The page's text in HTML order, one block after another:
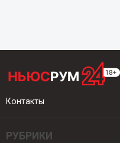
Контакты
РУБРИКИ